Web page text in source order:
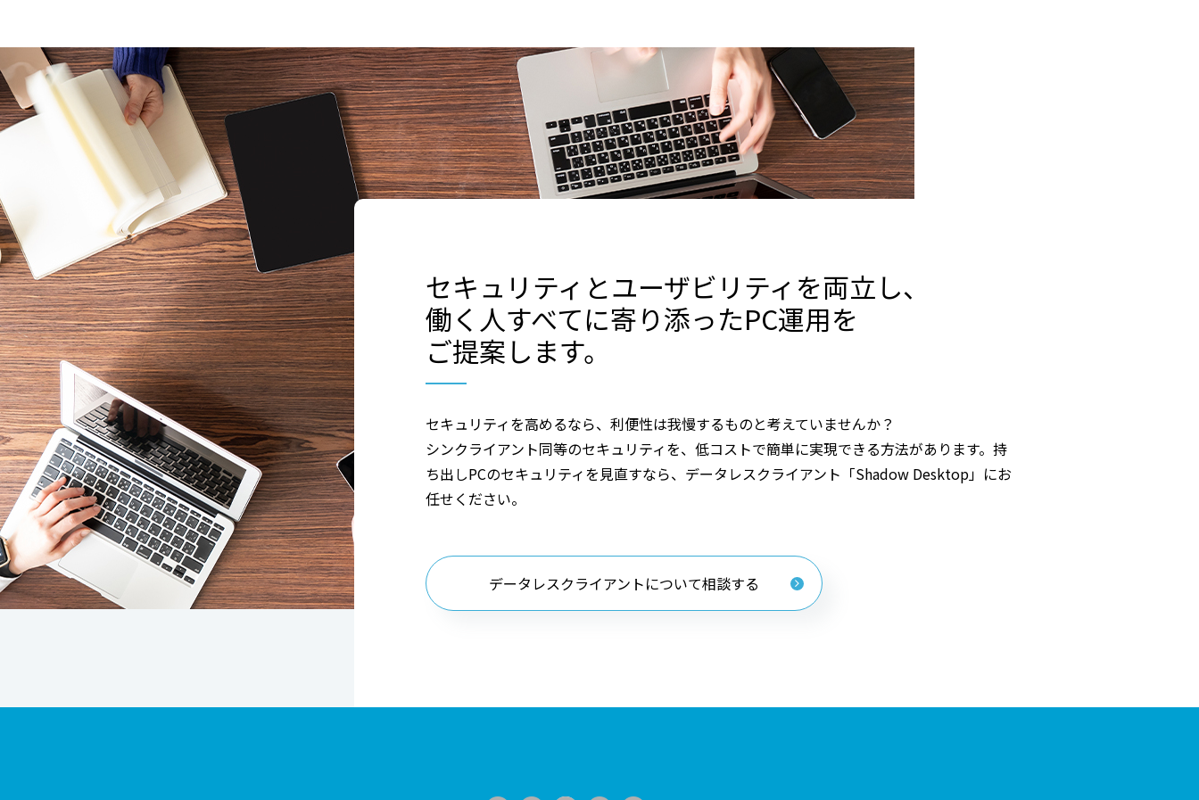
セキュリティとユーザビリティを両立し、
働く人すべてに寄り添ったPC運用を
ご提案します。
セキュリティを高めるなら、利便性は我慢するものと考えていませんか？
シンクライアント同等のセキュリティを、低コストで簡単に実現できる方法があります。持
ち出しPCのセキュリティを見直すなら、データレスクライアント「Shadow Desktop」にお
任せください。
データレスクライアントについて相談する